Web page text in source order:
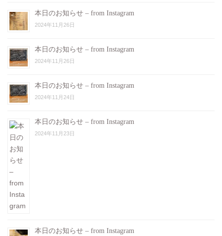
本日のお知らせ – from Instagram
2024年11月26日
本日のお知らせ – from Instagram
2024年11月26日
本日のお知らせ – from Instagram
2024年11月24日
本日のお知らせ – from Instagram
2024年11月23日
本日のお知らせ – from Instagram